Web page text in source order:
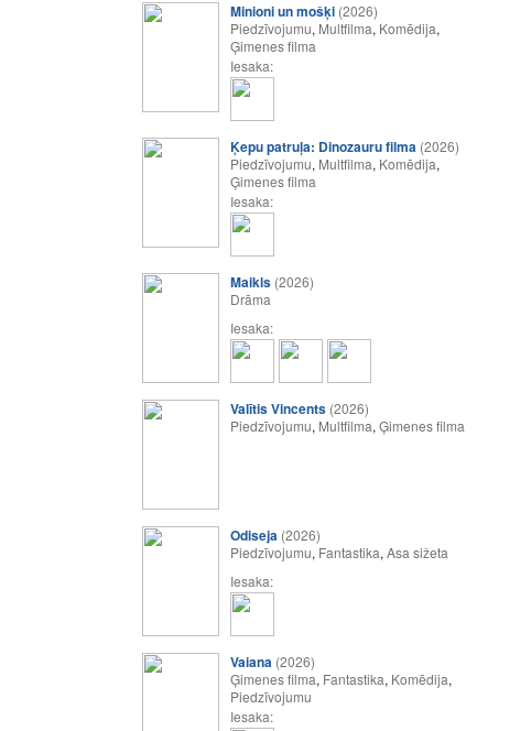
Minioni un mošķi (2026)
Piedzīvojumu, Multfilma, Komēdija,
Ģimenes filma
Iesaka:
Ķepu patruļa: Dinozauru filma (2026)
Piedzīvojumu, Multfilma, Komēdija,
Ģimenes filma
Iesaka:
Maikls (2026)
Drāma
Iesaka:
Valītis Vincents (2026)
Piedzīvojumu, Multfilma, Ģimenes filma
Odiseja (2026)
Piedzīvojumu, Fantastika, Asa sižeta
Iesaka:
Vaiana (2026)
Ģimenes filma, Fantastika, Komēdija,
Piedzīvojumu
Iesaka: